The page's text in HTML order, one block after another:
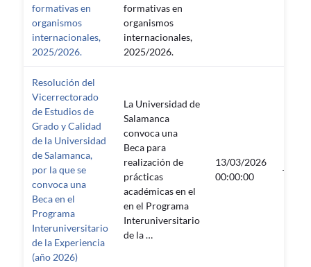
formativas en
organismos
internacionales,
2025/2026.
formativas en
organismos
internacionales,
2025/2026.
Resolución del
Vicerrectorado
de Estudios de
Grado y Calidad
de la Universidad
de Salamanca,
por la que se
convoca una
Beca en el
Programa
Interuniversitario
de la Experiencia
(año 2026)
La Universidad de
Salamanca
convoca una
Beca para
realización de
prácticas
académicas en el
en el Programa
Interuniversitario
de la …
13/03/2026
00:00:00
—